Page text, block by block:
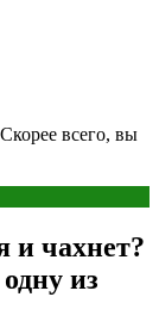
всего, вы
и чахнет?
из